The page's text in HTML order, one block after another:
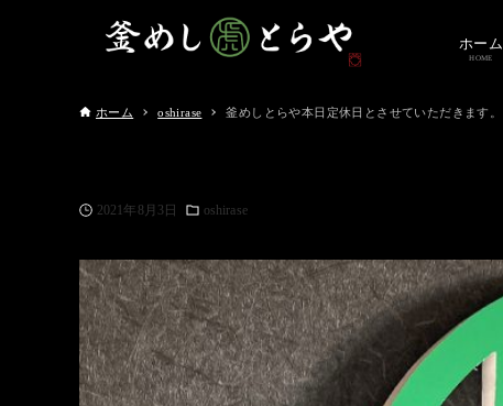
ホーム
HOME
ホーム oshirase 釜めしとらや本日定休日とさせていただきます。
2021年8月3日 oshirase